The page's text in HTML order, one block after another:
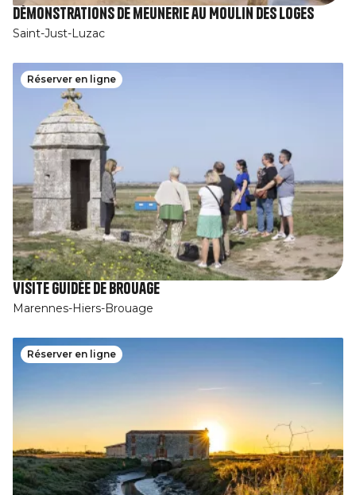
Démonstrations de meunerie au Moulin des Loges
Saint-Just-Luzac
Réserver en ligne
Visite guidée de Brouage
Marennes-Hiers-Brouage
Réserver en ligne